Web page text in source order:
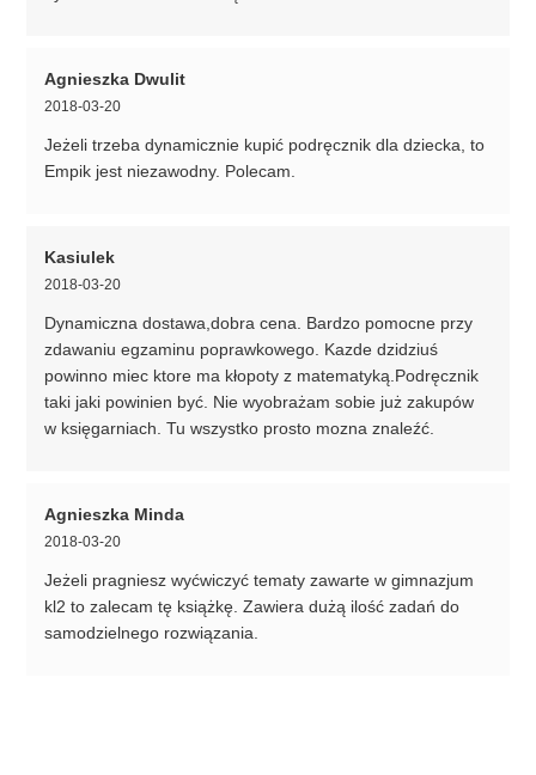
Agnieszka Dwulit
2018-03-20
Jeżeli trzeba dynamicznie kupić podręcznik dla dziecka, to
Empik jest niezawodny. Polecam.
Kasiulek
2018-03-20
Dynamiczna dostawa,dobra cena. Bardzo pomocne przy
zdawaniu egzaminu poprawkowego. Kazde dzidziuś
powinno miec ktore ma kłopoty z matematyką.Podręcznik
taki jaki powinien być. Nie wyobrażam sobie już zakupów
w księgarniach. Tu wszystko prosto mozna znaleźć.
Agnieszka Minda
2018-03-20
Jeżeli pragniesz wyćwiczyć tematy zawarte w gimnazjum
kl2 to zalecam tę książkę. Zawiera dużą ilość zadań do
samodzielnego rozwiązania.